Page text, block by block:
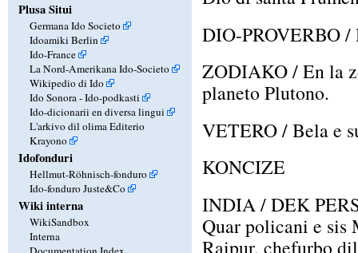
Plusa Situi
Germana Ido Societo
Idoamiki Berlin
Ido-France
La Nord-Amerikana Ido-Societo
Wikipedio di Ido
Ido Sonora - Ido-podkasti
Ido-dicionarii en diversa lingui
L'arkivo dil olima Editerio
Krayono
Idofonduri
Hellmut-Röhnisch-fonduro
Ido-fonduro Juste&Co
Wiki interna
WikiSandbox
Interna
DIO-PROVERBO /
ZODIAKO / En la
planeto Plutono.
VETERO / Bela e
KONCIZE
INDIA / DEK
Quar policani e sis
Raipur, chefurbo